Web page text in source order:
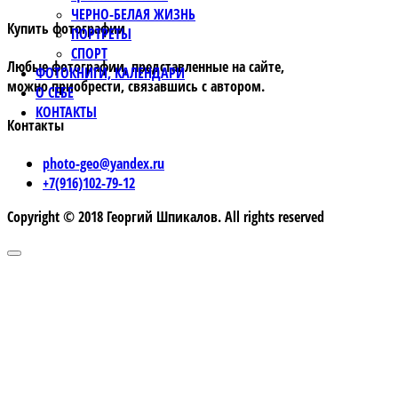
ЧЕРНО-БЕЛАЯ ЖИЗНЬ
ПОРТРЕТЫ
СПОРТ
ФОТОКНИГИ, КАЛЕНДАРИ
О СЕБЕ
КОНТАКТЫ
Купить фотографии
Любые фотографии, представленные на сайте,
можно приобрести, связавшись с автором.
Контакты
photo-geo@yandex.ru
+7(916)102-79-12
Copyright © 2018 Георгий Шпикалов. All rights reserved